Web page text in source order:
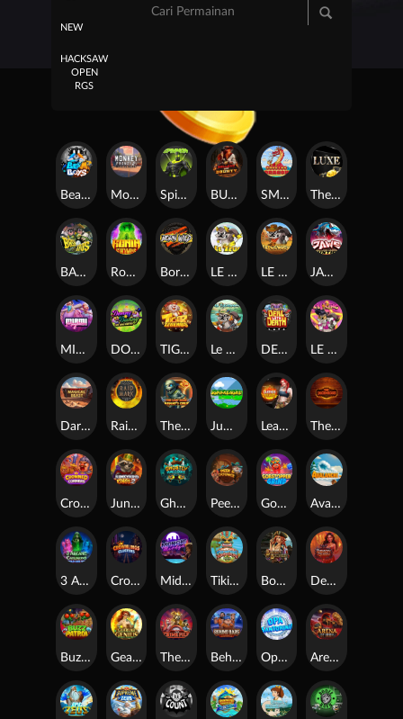
NEW
HACKSAW
OPEN
RGS
Beam Boys Monkey Frenzy 2: Boss is Here! Spinman BULLETS AND BOUNTY SMOKING DRAGON The Luxe
BASH BROS Ronin Stackways Born Wild LE ZEUS LE COWBOY JAWS OF JUSTICE
MIAMI MAYHEM DONNY AND DANNY TIGER LEGENDS Le Fisherman DEAL WITH DEATH LE KING
Darkside Prairie: Magical Beast Raidmark The Lost Book of Mummy’s Curse Jumpasaurs Leatherheads The Jack & Rose
Crowned Corners Junkyard Kings 2 Ghostly Hallows Peek & Pounce Gobstopper Grind Avalanche
3 Arcane Cauldrons Crownlings Clusters Midnight Mirage Tikitopia BoosterBelt Bonnie's Buccaneers Demon Queen
Buzz Patrol Gearlab Genius The Crime File Behind Bars: Masterplan Opa Santorini! Arena of Iron